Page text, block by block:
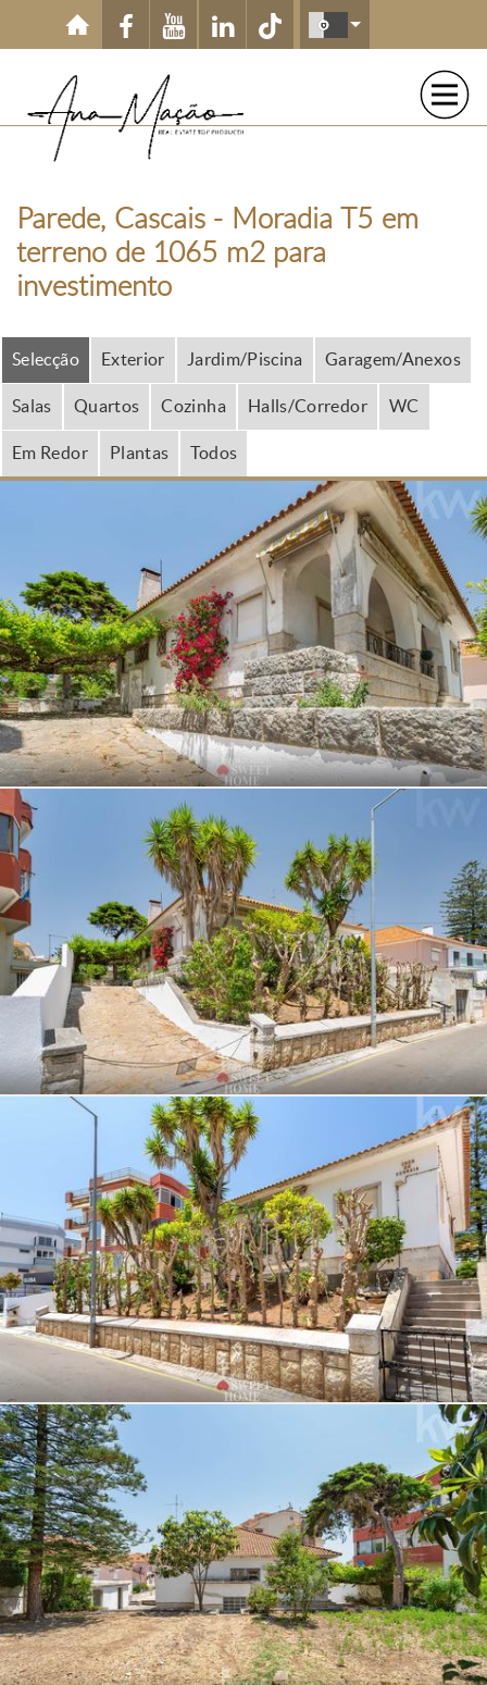
Passar para o conteúdo principal
Parede, Cascais - Moradia T5 em
terreno de 1065 m2 para
investimento
Selecção Exterior Jardim/Piscina Garagem/Anexos
Salas Quartos Cozinha Halls/Corredor WC
Em Redor Plantas Todos